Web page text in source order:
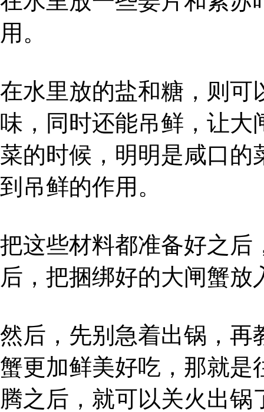
用。
在水里放的盐和糖，则可
味，同时还能吊鲜，让大
菜的时候，明明是咸口的
到吊鲜的作用。
把这些材料都准备好之后
后，把捆绑好的大闸蟹
然后，先别急着出锅，再
蟹更加鲜美好吃，那就是
腾之后，就可以关火出锅